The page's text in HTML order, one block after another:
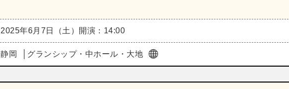
2025年6月7日（土） 開演：14:00
静岡 グランシップ・中ホール・大地